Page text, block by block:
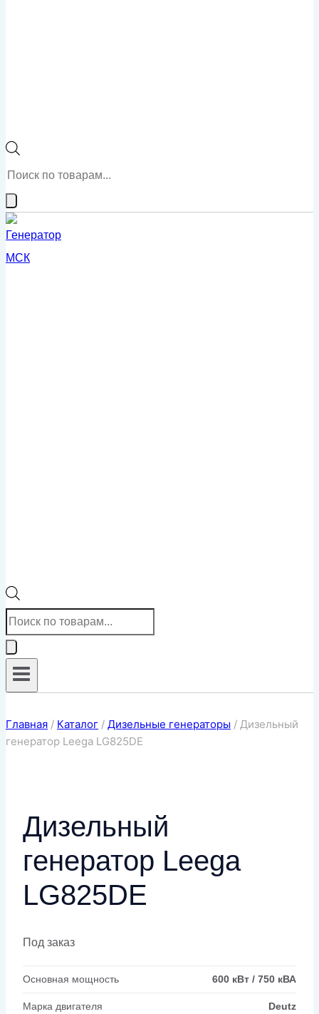
Поиск
товаров
Поиск
товаров
Главная / Каталог / Дизельные генераторы / Дизельный
генератор Leega LG825DE
Дизельный
генератор Leega
LG825DE
Под заказ
Основная мощность 600 кВт / 750 кВА
Марка двигателя Deutz